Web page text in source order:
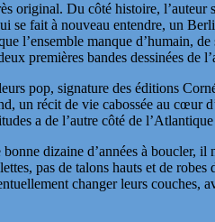
original. Du côté histoire,
se fait à nouveau entendre, un
l’ensemble manque d’humain,
premières bandes dessinées de
pop, signature des éditions
un récit de vie cabossée au cœur
a de l’autre côté de
dizaine d’années à boucler,
pas de talons hauts et de
changer leurs